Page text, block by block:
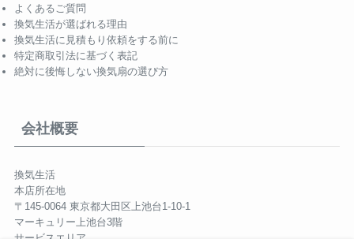
よくあるご質問
換気生活が選ばれる理由
換気生活に見積もり依頼をする前に
特定商取引法に基づく表記
絶対に後悔しない換気扇の選び方
会社概要
換気生活
本店所在地
〒145-0064 東京都大田区上池台1-10-1
マーキュリー上池台3階